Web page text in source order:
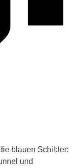
blauen Schilder:
und